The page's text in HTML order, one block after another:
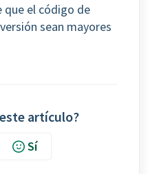
que el código de
sean mayores
artículo?
Sí